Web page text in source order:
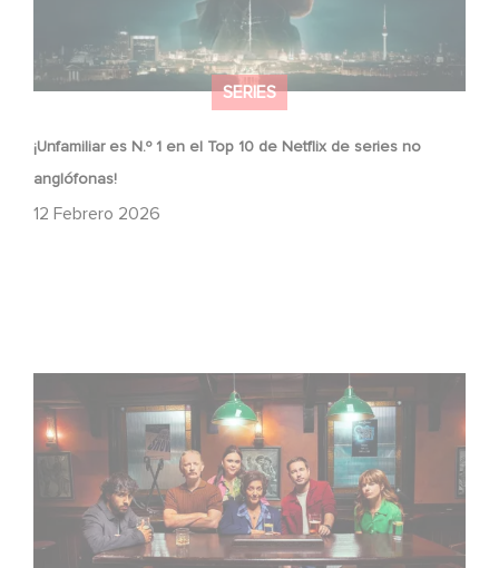
SERIES
¡Unfamiliar es N.º 1 en el Top 10 de Netflix de series no
anglófonas!
12 Febrero 2026
When Broken Hearts Want Revenge: Welcome to The
Revenge Club